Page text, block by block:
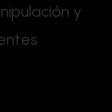
nipulación y
ntes